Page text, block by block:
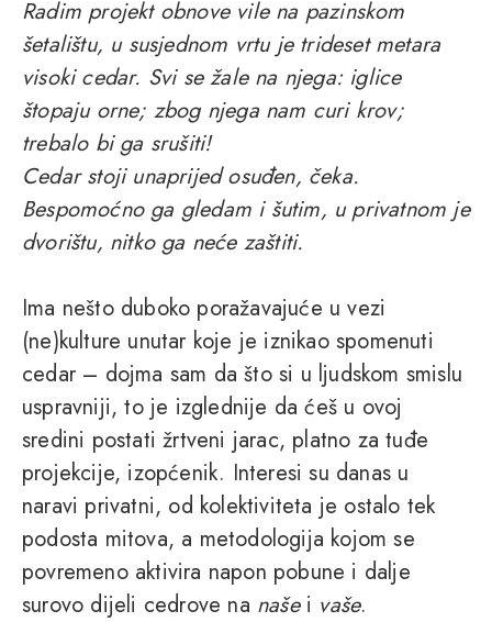
Radim projekt obnove vile na pazinskom
šetalištu, u susjednom vrtu je trideset metara
visoki cedar. Svi se žale na njega: iglice
štopaju orne; zbog njega nam curi krov;
trebalo bi ga srušiti!
Cedar stoji unaprijed osuđen, čeka.
Bespomoćno ga gledam i šutim, u privatnom je
dvorištu, nitko ga neće zaštiti.
Ima nešto duboko poražavajuće u vezi
(ne)kulture unutar koje je iznikao spomenuti
cedar – dojma sam da što si u ljudskom smislu
uspravniji, to je izglednije da ćeš u ovoj
sredini postati žrtveni jarac, platno za tuđe
projekcije, izopćenik. Interesi su danas u
naravi privatni, od kolektiviteta je ostalo tek
podosta mitova, a metodologija kojom se
povremeno aktivira napon pobune i dalje
surovo dijeli cedrove na našei vaše.